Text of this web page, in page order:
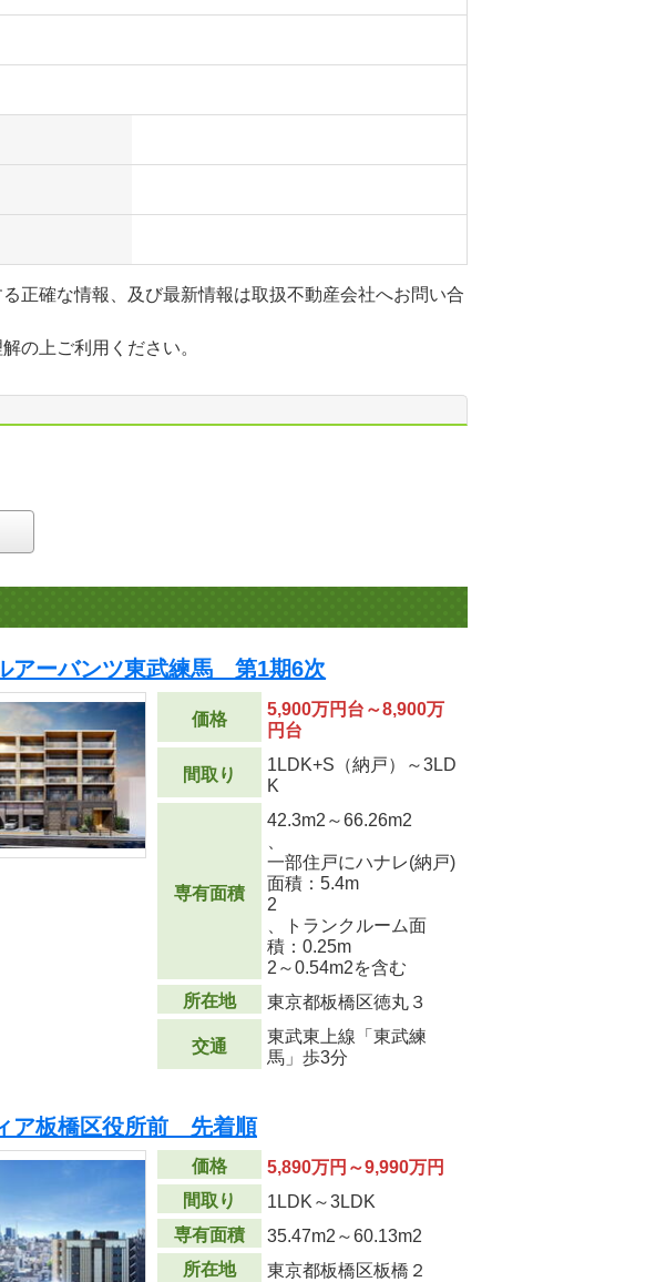
正確な情報、及び最新情報は取扱不動産会社へお問い合
の上ご利用ください。
アーバンツ東武練馬 第1期6次
価格
5,900万円台～8,900万
円台
間取り
1LDK+S（納戸）～3LD
K
専有面積
42.3m2 ～66.26m2
一部住戸にハナレ(納戸)
面積：5.4m
2
、トランクルーム面
積：0.25m
2 ～0.54m2を含む
所在地
東京都板橋区徳丸３
交通
東武東上線「東武練
馬」歩3分
ア板橋区役所前 先着順
価格
5,890万円～9,990万円
間取り
1LDK～3LDK
専有面積
35.47m2 ～60.13m2
所在地
東京都板橋区板橋２